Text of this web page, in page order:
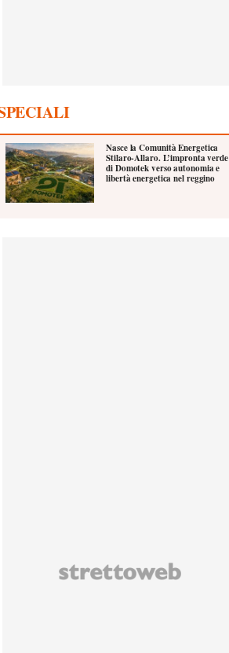
Nasce la Comunità Energetica
Stilaro-Allaro. L’impronta verde
di Domotek verso autonomia e
libertà energetica nel reggino